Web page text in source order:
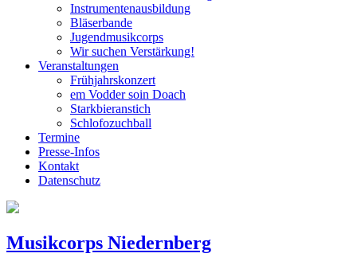
Instrumentenausbildung
Bläserbande
Jugendmusikcorps
Wir suchen Verstärkung!
Veranstaltungen
Frühjahrskonzert
em Vodder soin Doach
Starkbieranstich
Schlofozuchball
Termine
Presse-Infos
Kontakt
Datenschutz
Musikcorps Niedernberg